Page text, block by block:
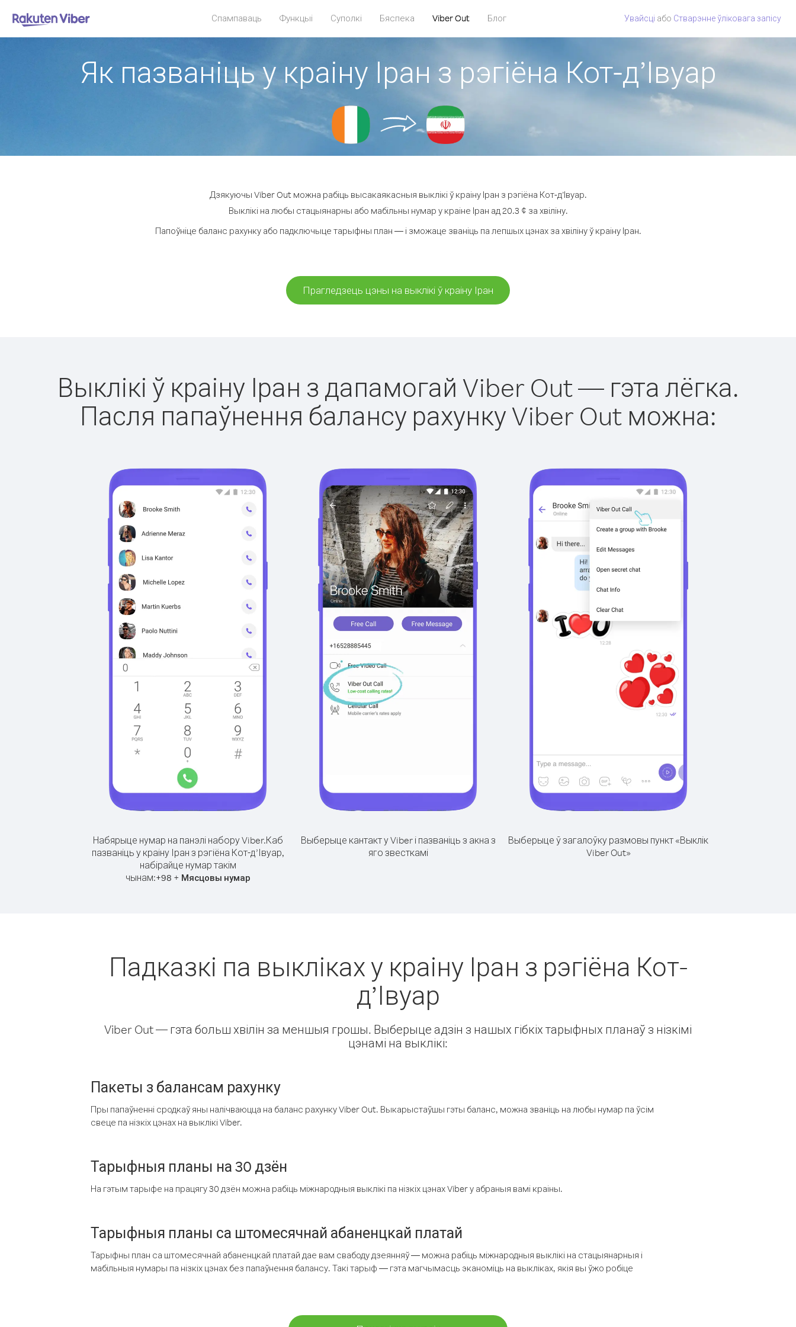
Спампаваць Функцыі Суполкі Бяспека Viber Out Блог Увайсці або Стварэнне ўліковага запісу
Як пазваніць у краіну Іран з рэгіёна Кот-д’Івуар
Дзякуючы Viber Out можна рабіць высакаякасныя выклікі ў краіну Іран з рэгіёна Кот-д’Івуар.
Выклікі на любы стацыянарны або мабільны нумар у краіне Іран ад 20.3 ¢ за хвіліну.
Папоўніце баланс рахунку або падключыце тарыфны план — і зможаце званіць па лепшых цэнах за хвіліну ў краіну Іран.
Прагледзець цэны на выклікі ў краіну Іран
Выклікі ў краіну Іран з дапамогай Viber Out — гэта лёгка.
Пасля папаўнення балансу рахунку Viber Out можна:
Набярыце нумар на панэлі набору Viber.Каб
пазваніць у краіну Іран з рэгіёна Кот-д’Івуар,
набірайце нумар такім
чынам:+98 + Мясцовы нумар
Выберыце кантакт у Viber і пазваніць з акна з
яго звесткамі
Выберыце ў загалоўку размовы пункт «Выклік
Viber Out»
Падказкі па выкліках у краіну Іран з рэгіёна Кот-
д’Івуар
Viber Out — гэта больш хвілін за меншыя грошы. Выберыце адзін з нашых гібкіх тарыфных планаў з нізкімі
цэнамі на выклікі:
Пакеты з балансам рахунку
Пры папаўненні сродкаў яны налічваюцца на баланс рахунку Viber Out. Выкарыстаўшы гэты баланс, можна званіць на любы нумар па ўсім
свеце па нізкіх цэнах на выклікі Viber.
Тарыфныя планы на 30 дзён
На гэтым тарыфе на працягу 30 дзён можна рабіць міжнародныя выклікі па нізкіх цэнах Viber у абраныя вамі краіны.
Тарыфныя планы са штомесячнай абаненцкай платай
Тарыфны план са штомесячнай абаненцкай платай дае вам свабоду дзеянняў — можна рабіць міжнародныя выклікі на стацыянарныя і
мабільныя нумары па нізкіх цэнах без папаўнення балансу. Такі тарыф — гэта магчымасць эканоміць на выкліках, якія вы ўжо робіце